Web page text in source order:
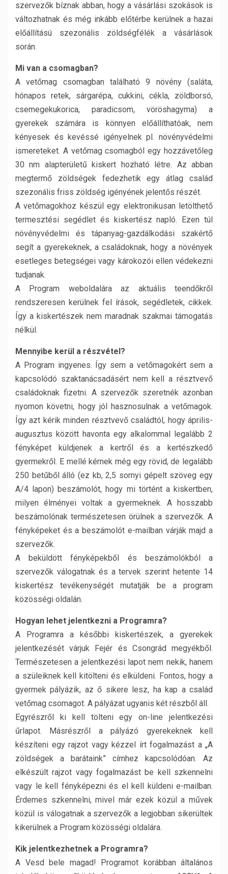
szervezők bíznak abban, hogy a vásárlási szokások is
változhatnak és még inkább előtérbe kerülnek a hazai
előállítású szezonális zöldségfélék a vásárlások
során.
Mi van a csomagban?
A vetőmag csomagban található 9 növény (saláta,
hónapos retek, sárgarépa, cukkini, cékla, zöldborsó,
csemegekukorica, paradicsom, vöröshagyma) a
gyerekek számára is könnyen előállíthatóak, nem
kényesek és kevéssé igényelnek pl. növényvédelmi
ismereteket. A vetőmag csomagból egy hozzávetőleg
30 nm alapterületű kiskert hozható létre. Az abban
megtermő zöldségek fedezhetik egy átlag család
szezonális friss zöldség igényének jelentős részét.
A vetőmagokhoz készül egy elektronikusan letölthető
termesztési segédlet és kiskertész napló. Ezen túl
növényvédelmi és tápanyag-gazdálkodási szakértő
segít a gyerekeknek, a családoknak, hogy a növények
esetleges betegségei vagy károkozói ellen védekezni
tudjanak.
A Program weboldalára az aktuális teendőkről
rendszeresen kerülnek fel írások, segédletek, cikkek.
Így a kiskertészek nem maradnak szakmai támogatás
nélkül.
Mennyibe kerül a részvétel?
A Program ingyenes. Így sem a vetőmagokért sem a
kapcsolódó szaktanácsadásért nem kell a résztvevő
családoknak fizetni. A szervezők szeretnék azonban
nyomon követni, hogy jól hasznosulnak a vetőmagok.
Így azt kérik minden résztvevő családtól, hogy április-
augusztus között havonta egy alkalommal legalább 2
fényképet küldjenek a kertről és a kertészkedő
gyermekről. E mellé kérnek még egy rövid, de legalább
250 betűből álló (ez kb, 2,5 sornyi gépelt szöveg egy
A/4 lapon) beszámolót, hogy mi történt a kiskertben,
milyen élményei voltak a gyermeknek. A hosszabb
beszámolónak természetesen örülnek a szervezők. A
fényképeket és a beszámolót e-mailban várják majd a
szervezők.
A beküldött fényképekből és beszámolókból a
szervezők válogatnak és a tervek szerint hetente 14
kiskertész tevékenységét mutatják be a program
közösségi oldalán.
Hogyan lehet jelentkezni a Programra?
A Programra a későbbi kiskertészek, a gyerekek
jelentkezését várjuk Fejér és Csongrád megyékből.
Természetesen a jelentkezési lapot nem nekik, hanem
a szüleiknek kell kitölteni és elküldeni. Fontos, hogy a
gyermek pályázik, az ő sikere lesz, ha kap a család
vetőmag csomagot. A pályázat ugyanis két részből áll.
Egyrészről ki kell tölteni egy on-line jelentkezési
űrlapot. Másrészről a pályázó gyerekeknek kell
készíteni egy rajzot vagy kézzel írt fogalmazást a „A
zöldségek a barátaink” címhez kapcsolódóan. Az
elkészült rajzot vagy fogalmazást be kell szkennelni
vagy le kell fényképezni és el kell küldeni e-mailban.
Érdemes szkennelni, mivel már ezek közül a művek
közül is válogatnak a szervezők a legjobban sikerültek
kikerülnek a Program közösségi oldalára.
Kik jelentkezhetnek a Programra?
A Vesd bele magad! Programot korábban általános